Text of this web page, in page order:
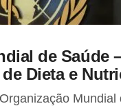
de Saúde
Dieta e
Mundial
1 year ago
Japonesa para